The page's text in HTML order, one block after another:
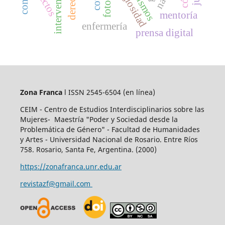
enfermería
prensa digital
mentoría
Zona Francal ISSN 2545-6504 (en línea)
CEIM - Centro de Estudios Interdisciplinarios sobre las
Mujeres- Maestría "Poder y Sociedad desde la
Problemática de Género" - Facultad de Humanidades
y Artes - Universidad Nacional de Rosario. Entre Ríos
758. Rosario, Santa Fe, Argentina. (2000)
https://zonafranca.unr.edu.ar
revistazf@gmail.com